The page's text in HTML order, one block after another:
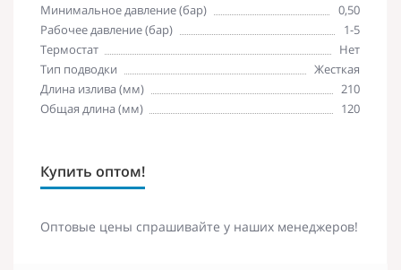
Минимальное давление (бар)
0,50
Рабочее давление (бар)
1-5
Термостат
Нет
Тип подводки
Жесткая
Длина излива (мм)
210
Общая длина (мм)
120
Купить оптом!
Оптовые цены спрашивайте у наших менеджеров!